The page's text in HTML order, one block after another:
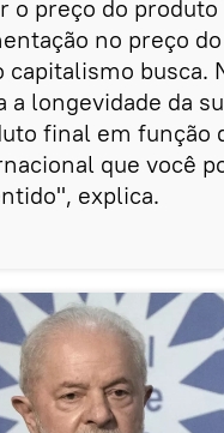
o preço do produto
no preço
busca.
longevidade da
final em função
que você
explica.